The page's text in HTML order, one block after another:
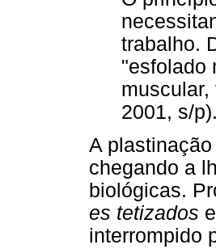
trabalho.
"esfolado
2001, s/p).
A
chegando a
biológicas.
es tetizados
interrompido